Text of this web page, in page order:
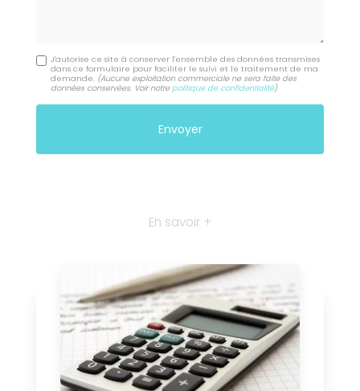
J'autorise ce site à conserver l'ensemble des données transmises
dans ce formulaire pour faciliter le suivi et le traitement de ma
demande. (Aucune exploitation commerciale ne sera faite des
données conservées. Voir notre politique de confidentialité)
En savoir +